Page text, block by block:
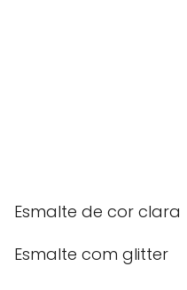
Esmalte de cor clara
Esmalte com glitter